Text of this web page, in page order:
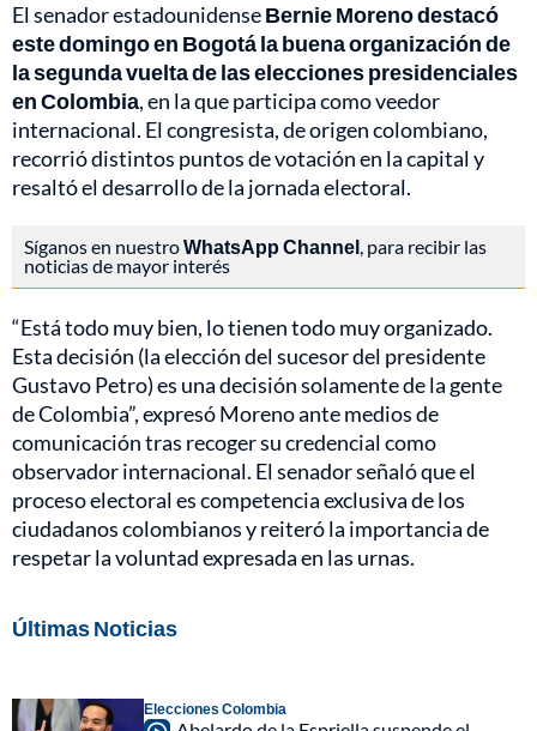
El senador estadounidenseBernie Moreno destacó
este domingo en Bogotá la buena organización de
la segunda vuelta de las elecciones presidenciales
en Colombia, en la que participa como veedor
internacional. El congresista, de origen colombiano,
recorrió distintos puntos de votación en la capital y
resaltó el desarrollo de la jornada electoral.
Síganos en nuestroWhatsApp Channel, para recibir las
noticias de mayor interés
“Está todo muy bien, lo tienen todo muy organizado.
Esta decisión (la elección del sucesor del presidente
Gustavo Petro) es una decisión solamente de la gente
de Colombia”, expresó Moreno ante medios de
comunicación tras recoger su credencial como
observador internacional. El senador señaló que el
proceso electoral es competencia exclusiva de los
ciudadanos colombianos y reiteró la importancia de
respetar la voluntad expresada en las urnas.
Últimas Noticias
Elecciones Colombia